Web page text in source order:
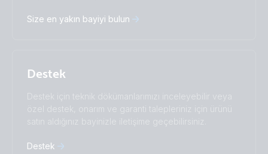
Español
Română
Türkçe
Ελληνικά
Русский
Українська
中國人
Size en yakın bayiyi bulun
Destek
Destek için teknik dökümanlarımızı inceleyebilir veya
özel destek, onarım ve garanti talepleriniz için ürünü
satın aldığınız bayinizle iletişime geçebilirsiniz.
Destek